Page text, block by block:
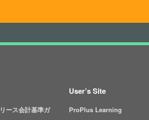
ース会計基準ガ
User’s Site
ProPlus Learning